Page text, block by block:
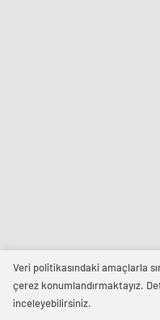
Veri politikasındaki amaçlarla
çerez konumlandırmaktayız.
inceleyebilirsiniz.